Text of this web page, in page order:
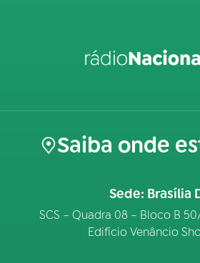
Saiba onde
Sede: Brasília
SCS – Quadra 08 – Bloco B
Edifício Venâncio